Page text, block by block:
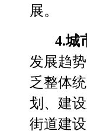
展。
4.城
发展趋
乏整体
划、建
街道建